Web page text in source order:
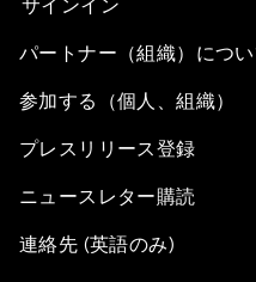
サインイン
パートナー（組織）につい
参加する（個人、組織）
プレスリリース登録
ニュースレター購読
連絡先 (英語のみ)